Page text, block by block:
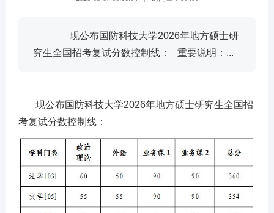
现公布国防科技大学2026年地方硕士研
究生全国招考复试分数控制线： 重要说明：...
现公布国防科技大学2026年地方硕士研究生全国招
考复试分数控制线：